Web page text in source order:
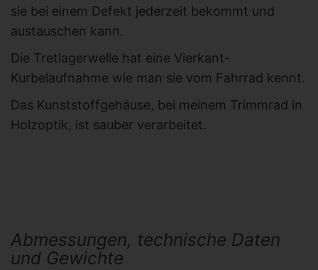
sie bei einem Defekt jederzeit bekommt und
austauschen kann.
Die Tretlagerwelle hat eine Vierkant-
Kurbelaufnahme wie man sie vom Fahrrad kennt.
Das Kunststoffgehäuse, bei meinem Trimmrad in
Holzoptik, ist sauber verarbeitet.
Abmessungen, technische Daten
und Gewichte